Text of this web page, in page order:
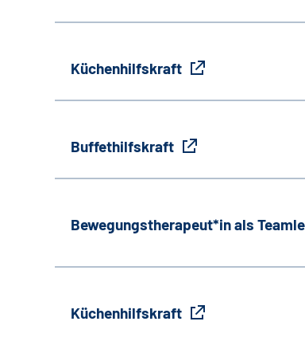
Küchenhilfskraft
Buffethilfskraft
Bewegungstherapeut*in als
Küchenhilfskraft